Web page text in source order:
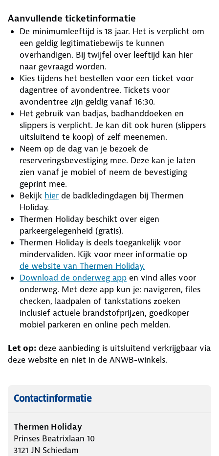
Aanvullende ticketinformatie
De minimumleeftijd is 18 jaar. Het is verplicht om
een geldig legitimatiebewijs te kunnen
overhandigen. Bij twijfel over leeftijd kan hier
naar gevraagd worden.
Kies tijdens het bestellen voor een ticket voor
dagentree of avondentree. Tickets voor
avondentree zijn geldig vanaf 16:30.
Het gebruik van badjas, badhanddoeken en
slippers is verplicht. Je kan dit ook huren (slippers
uitsluitend te koop) of zelf meenemen.
Neem op de dag van je bezoek de
reserveringsbevestiging mee. Deze kan je laten
zien vanaf je mobiel of neem de bevestiging
geprint mee.
Bekijk hier de badkledingdagen bij Thermen
Holiday.
Thermen Holiday beschikt over eigen
parkeergelegenheid (gratis).
Thermen Holiday is deels toegankelijk voor
mindervaliden. Kijk voor meer informatie op
de website van Thermen Holiday.
Download de onderweg app en vind alles voor
onderweg. Met deze app kun je: navigeren, files
checken, laadpalen of tankstations zoeken
inclusief actuele brandstofprijzen, goedkoper
mobiel parkeren en online pech melden.
Let op: deze aanbieding is uitsluitend verkrijgbaar via
deze website en niet in de ANWB-winkels.
Contactinformatie
Thermen Holiday
Prinses Beatrixlaan 10
3121 JN Schiedam